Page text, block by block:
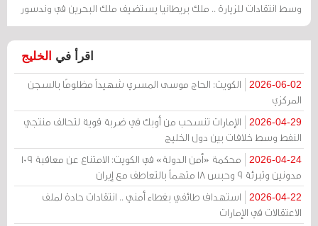
وسط انتقادات للزيارة .. ملك بريطانيا يستضيف ملك البحرين في وندسور
اقرأ في الخليج
2026-06-02
الكويت: الحاج موسى المسري شهيداً مظلومًا بالسجن
المركزي
2026-04-29
الإمارات تنسحب من أوبك في ضربة قوية لتحالف منتجي
النفط وسط خلافات بين دول الخليج
2026-04-24
محكمة «أمن الدولة» في الكويت: الامتناع عن معاقبة 109
مدونين وتبرئة 9 وحبس 18 متهماً بالتعاطف مع إيران
2026-04-22
استهداف طائفي بغطاء أمني .. انتقادات حادة لملف
الاعتقالات في الإمارات